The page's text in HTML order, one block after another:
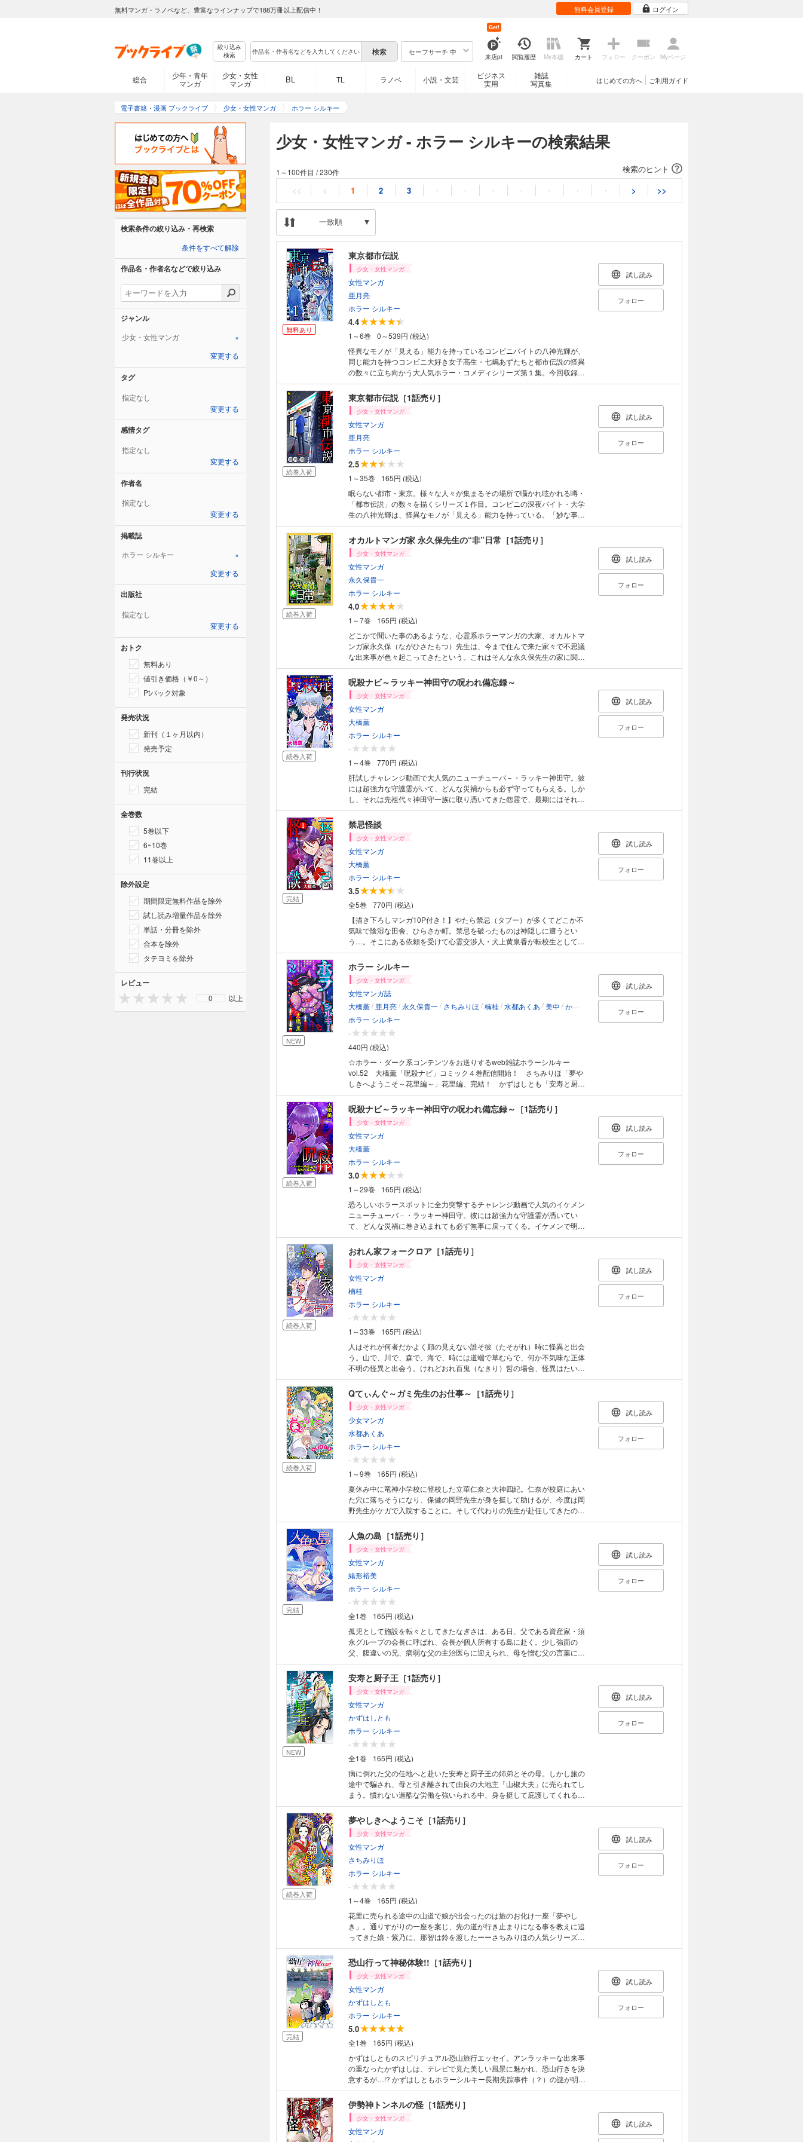
無料マンガ・ラノベなど、豊富なラインナップで188万冊以上配信中！ 無料会員登録 ログイン
絞り込み
検索
セーフサーチ 中
来店pt
Get!
閲覧履歴 My本棚 カート フォロー クーポン Myページ
総合
少年・青年
マンガ
少女・女性
マンガ
BL TL ラノベ 小説・文芸
ビジネス
実用
雑誌
写真集
ご利用ガイド
はじめての方へ
電子書籍・漫画 ブックライブ 少女・女性マンガ ホラー シルキー
少女・女性マンガ - ホラー シルキーの検索結果
検索のヒント
1～100件目 /230件
<< < 1 2 3 ・ ・ ・ ・ ・ ・ ・ > >>
一致順
無料あり
東京都市伝説
少女・女性マンガ
女性マンガ
亜月亮
ホラー シルキー
4.4
1～6巻
0～539円 (税込)
怪異なモノが「見える」能力を持っているコンビニバイトの八神光輝が、
同じ能力を持つコンビニ大好き女子高生・七嶋あずたちと都市伝説の怪異
の数々に立ち向かう大人気ホラー・コメディシリーズ第１集。今回収録の
都市伝説のキーワードは、八尺、マミ、事故物件、そして雨。（このコミ
ックスにはホラー シルキー Vol.1-4に掲載されたstory01-04を収録してい
ます)
試し読み
フォロー
続巻入荷
東京都市伝説［1話売り］
少女・女性マンガ
女性マンガ
亜月亮
ホラー シルキー
2.5
1～35巻
165円 (税込)
眠らない都市・東京。様々な人々が集まるその場所で囁かれ呟かれる噂・
「都市伝説」の数々を描くシリーズ１作目。コンビニの深夜バイト・大学
生の八神光輝は、怪異なモノが「見える」能力を持っている。「妙な事」
が頻発するそのコンビニの深夜バイト中に、身長２ｍ５０cmほどはあろう
かという黒髪長髪で色白でロリータファッションに身を包んだ女性が入店
してきた…。(37P)(この作品はウェブ・マガジン：ホラー シルキー Vol.1
に収録されています。重複購入にご注意ください。)
試し読み
フォロー
続巻入荷
オカルトマンガ家 永久保先生の“非”日常［1話売り］
少女・女性マンガ
女性マンガ
永久保貴一
ホラー シルキー
4.0
1～7巻
165円 (税込)
どこかで聞いた事のあるような、心霊系ホラーマンガの大家、オカルトマ
ンガ家永久保（ながひさたもつ）先生は、今まで住んで来た家々で不思議
な出来事が色々起こってきたという。これはそんな永久保先生の家に関す
る、「すべてフィクション」のお話ですーーー。(20P)(この作品はウェ
ブ・マガジン：ホラー シルキー Vol.44に収録されています。重複購入に
ご注意ください。)
試し読み
フォロー
続巻入荷
呪殺ナビ～ラッキー神田守の呪われ備忘録～
少女・女性マンガ
女性マンガ
大橋薫
ホラー シルキー
-
1～4巻
770円 (税込)
肝試しチャレンジ動画で大人気のニューチューバ－・ラッキー神田守。彼
には超強力な守護霊がいて、どんな災禍からも必ず守ってもらえる。しか
し、それは先祖代々神田守一族に取り憑いてきた怨霊で、最期にはそれに
必ず殺される呪いなのだ。しかも彼は普段から妬み嫉みでよく呪われてし
まい…？ これは、そんな神田守大吉の呪われ備忘録。コミック限定描き
下ろしおまけ漫画16ｐ収録。（このコミックスにはホラー シルキー
Vol.21-25に掲載されたstory01-05を収録しています)
試し読み
フォロー
完結
禁忌怪談
少女・女性マンガ
女性マンガ
大橋薫
ホラー シルキー
3.5
全5巻
770円 (税込)
【描き下ろしマンガ10P付き！】やたら禁忌（タブー）が多くてどこか不
気味で陰湿な田舎、ひらさか町。禁忌を破ったものは神隠しに遭うとい
う…。そこにある依頼を受けて心霊交渉人・犬上黄泉香が転校生としてや
って来た…！この町の不気味な謎は解けるのか？（このコミックスにはホ
ラー シルキー Vol.1,3-5に掲載された「ホラー シルキー 腐乱禁忌」およ
びstory01-03を収録しています)
試し読み
フォロー
NEW
ホラー シルキー
少女・女性マンガ
女性マンガ誌
大橋薫/ 亜月亮/永久保貴一/ さちみりほ /楠桂/水都あくあ /美中 /かずはしとも
ホラー シルキー
-
440円 (税込)
☆ホラー・ダーク系コンテンツをお送りするweb雑誌ホラーシルキー
vol.52 大橋薫「呪殺ナビ」コミック４巻配信開始！ さちみりほ「夢や
しきへようこそ～花里編～」花里編、完結！ かずはしとも「安寿と厨子
王」かずはし版「山椒大夫」新装加筆で登場！ 亜月亮「東京都市伝説」
地下ドル編絶好調！ 永久保貴一「オカルトマンガ家 永久保先生の“非”日
常」 楠桂「おれん家フォークロア」 水都あくあ「Ｑてぃんぐ～ガミ先
生のお仕事～」 美中「人魚と逃避リーマンのあまい海暮らし」 愛田真
夕美「ファザーグース」表紙：大橋薫
試し読み
フォロー
続巻入荷
呪殺ナビ～ラッキー神田守の呪われ備忘録～［1話売り］
少女・女性マンガ
女性マンガ
大橋薫
ホラー シルキー
3.0
1～29巻
165円 (税込)
恐ろしいホラースポットに全力突撃するチャレンジ動画で人気のイケメン
ニューチューバ－・ラッキー神田守。彼には超強力な守護霊が憑いてい
て、どんな災禍に巻き込まれても必ず無事に戻ってくる。イケメンで明る
くて人気者で陽キャな彼だが、実は妬み嫉みからよく呪われる。気付くと
背後に覚えのない女の子の霊がいたりする。これは、そんなラッキー？な
男・神田守大吉の、いろいろな呪いに関する備忘録である。(33P)(この作
品はウェブ・マガジン：ホラー シルキー Vol.21に収録されています。重
複購入にご注意ください。)
試し読み
フォロー
続巻入荷
おれん家フォークロア［1話売り］
少女・女性マンガ
女性マンガ
楠桂
ホラー シルキー
-
1～33巻
165円 (税込)
人はそれが何者だかよく顔の見えない誰そ彼（たそがれ）時に怪異と出会
う。山で、川で、森で、海で、時には道端で草むらで、何か不気味な正体
不明の怪異と出会う。けれどおれ百鬼（なきり）哲の場合、怪異はたいて
い実家にいる。そう、おれん家は変なのだ。今日も今日とて家中を何かが
彷徨（うろつ）き、足をつかみ髪をひっぱり呪う相手を捜しまわっている
のだから。たとえ名を呼ばれても絶対返事をしてはいけなかったの
に…………（38P）(この作品はウェブ・マガジン：ホラー シルキー
Vol.2に収録されています。重複購入にご注意ください。)
試し読み
フォロー
続巻入荷
Qてぃんぐ～ガミ先生のお仕事～［1話売り］
少女・女性マンガ
少女マンガ
水都あくあ
ホラー シルキー
-
1～9巻
165円 (税込)
夏休み中に竜神小学校に登校した立華仁奈と大神四紀。仁奈が校庭にあい
た穴に落ちそうになり、保健の岡野先生が身を挺して助けるが、今度は岡
野先生がケガで入院することに。そして代わりの先生が赴任してきたのだ
が…!?(30P)(この作品はウェブ・マガジン：ホラー シルキー Vol.32に収
録されています。重複購入にご注意ください。)
試し読み
フォロー
完結
人魚の島［1話売り］
少女・女性マンガ
女性マンガ
緒形裕美
ホラー シルキー
-
全1巻
165円 (税込)
孤児として施設を転々としてきたなぎさは、ある日、父である資産家・須
永グループの会長に呼ばれ、会長が個人所有する島に赴く。少し強面の
父、腹違いの兄、病弱な父の主治医らに迎えられ、母を憎む父の言葉に戸
惑いながらも初めての家族との生活に期待がふくらむなぎさ。しかし、そ
の夜、奇妙な唸り声を耳にする―――(49P)(この作品はウェブ・マガジ
ン：ホラー シルキー増刊 戦戦恐恐 Vol.5に収録されています。重複購入に
ご注意ください。)
試し読み
フォロー
NEW
安寿と厨子王［1話売り］
少女・女性マンガ
女性マンガ
かずはしとも
ホラー シルキー
-
全1巻
165円 (税込)
病に倒れた父の任地へと赴いた安寿と厨子王の姉弟とその母。しかし旅の
途中で騙され、母と引き離されて由良の大地主「山椒大夫」に売られてし
まう。慣れない過酷な労働を強いられる中、身を挺して庇護してくれる安
寿に厨子王は自身の不甲斐なさを恥じ、山椒大夫のもとからの脱走を決意
するーー。(44P)(この作品はウェブ・マガジン：ホラー シルキー Vol.52
に収録されています。重複購入にご注意ください。)
試し読み
フォロー
続巻入荷
夢やしきへようこそ［1話売り］
少女・女性マンガ
女性マンガ
さちみりほ
ホラー シルキー
-
1～4巻
165円 (税込)
花里に売られる途中の山道で娘が出会ったのは旅のお化け一座「夢やし
き」。通りすがりの一座を案じ、先の道が行き止まりになる事を教えに追
ってきた娘・紫乃に、那智は鈴を渡したーーさちみりほの人気シリーズ、
令和に再始動！(33P)(この作品はウェブ・マガジン：ホラー シルキー
Vol.42に収録されています。重複購入にご注意ください。)
試し読み
フォロー
完結
恐山行って神秘体験!!［1話売り］
少女・女性マンガ
女性マンガ
かずはしとも
ホラー シルキー
5.0
全1巻
165円 (税込)
かずはしとものスピリチュアル恐山旅行エッセイ。アンラッキーな出来事
の重なったかずはしは、テレビで見た美しい風景に魅かれ、恐山行きを決
意するが…!? かずはしともホラーシルキー長期失踪事件（？）の謎が明ら
かに！（20p）(この作品はウェブ・マガジン：ホラー シルキー Vol.22に
収録されています。重複購入にご注意ください。)
試し読み
フォロー
伊勢神トンネルの怪［1話売り］
少女・女性マンガ
女性マンガ
試し読み
検索条件の絞り込み・再検索
条件をすべて解除
作品名・作者名などで絞り込み
ジャンル
少女・女性マンガ ×
変更する
タグ
指定なし
変更する
感情タグ
指定なし
変更する
作者名
指定なし
変更する
掲載誌
ホラー シルキー ×
変更する
出版社
指定なし
変更する
おトク
無料あり
値引き価格（￥0～）
Ptバック対象
発売状況
新刊（１ヶ月以内）
発売予定
刊行状況
完結
全巻数
5巻以下
6~10巻
11巻以上
除外設定
期間限定無料作品を除外
試し読み増量作品を除外
単話・分冊を除外
合本を除外
タテヨミを除外
レビュー
0 以上